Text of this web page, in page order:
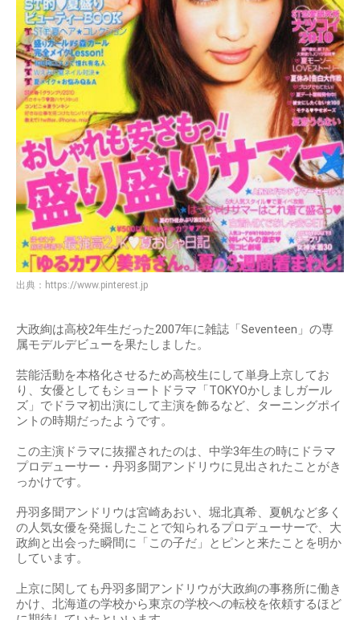
出典： https://www.pinterest.jp
大政絢は高校2年生だった2007年に雑誌「Seventeen」の専
属モデルデビューを果たしました。
芸能活動を本格化させるため高校生にして単身上京してお
り、女優としてもショートドラマ「TOKYOかしましガール
ズ」でドラマ初出演にして主演を飾るなど、ターニングポイ
ントの時期だったようです。
この主演ドラマに抜擢されたのは、中学3年生の時にドラマ
プロデューサー・丹羽多聞アンドリウに見出されたことがき
っかけです。
丹羽多聞アンドリウは宮崎あおい、堀北真希、夏帆など多く
の人気女優を発掘したことで知られるプロデューサーで、大
政絢と出会った瞬間に「この子だ」とピンと来たことを明か
しています。
上京に関しても丹羽多聞アンドリウが大政絢の事務所に働き
かけ、北海道の学校から東京の学校への転校を依頼するほど